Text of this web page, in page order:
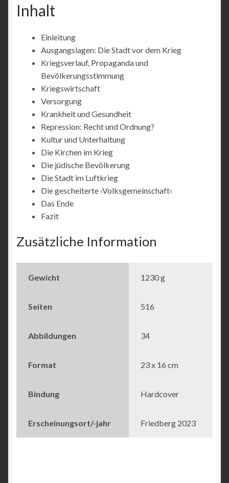
Inhalt
Einleitung
Ausgangslagen: Die Stadt vor dem Krieg
Kriegsverlauf, Propaganda und
Bevölkerungsstimmung
Kriegswirtschaft
Versorgung
Krankheit und Gesundheit
Repression: Recht und Ordnung?
Kultur und Unterhaltung
Die Kirchen im Krieg
Die jüdische Bevölkerung
Die Stadt im Luftkrieg
Die gescheiterte ›Volksgemeinschaft‹
Das Ende
Fazit
Zusätzliche Information
Gewicht 1230 g
Seiten 516
Abbildungen 34
Format 23 x 16 cm
Bindung Hardcover
Erscheinungsort/-jahr Friedberg 2023